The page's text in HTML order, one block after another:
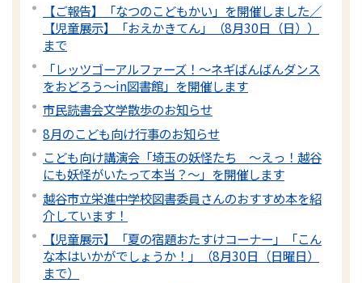
【ご報告】「なつのこどもかい」を開催しました／
【児童展示】「おえかきてん」（8月30日（日））
まで
「レッツゴーアルファーズ！～ネギばんばんダンス
をおどろう～in図書館」を開催します
市民読書会文学散歩のお知らせ
8月のこども向け行事のお知らせ
こども向け講演会「埼玉の妖怪たち 〜えっ！越谷
にも妖怪がいたって本当？～」を開催します
越谷市立栄進中学校図書委員さんのおすすめ本を紹
介しています！
【児童展示】「夏の宿題おたすけコーナー」「こん
な本はいかがでしょうか！」（8月30日（日曜日）
まで）